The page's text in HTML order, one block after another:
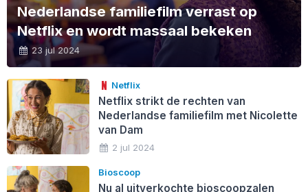
Nederlandse familiefilm verrast op
Netflix en wordt massaal bekeken
23 jul 2024
Netflix
Netflix strikt de rechten van
Nederlandse familiefilm met Nicolette
van Dam
2 jul 2024
Bioscoop
Nu al uitverkochte bioscoopzalen